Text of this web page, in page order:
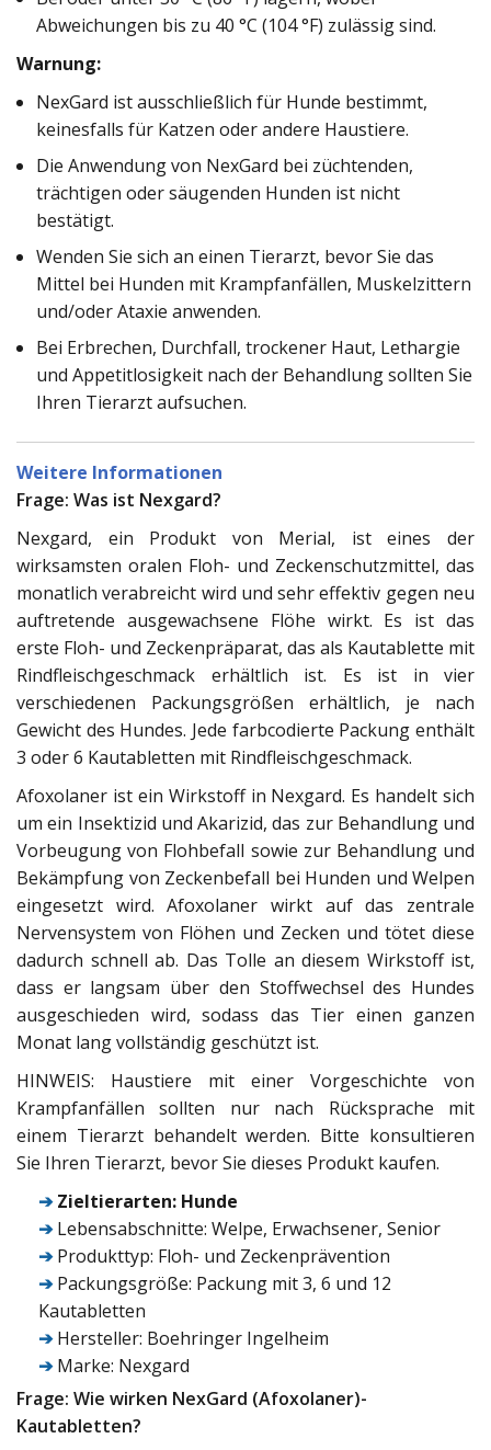
Abweichungen bis zu 40 °C (104 °F) zulässig sind.
Warnung:
NexGard ist ausschließlich für Hunde bestimmt,
keinesfalls für Katzen oder andere Haustiere.
Die Anwendung von NexGard bei züchtenden,
trächtigen oder säugenden Hunden ist nicht
bestätigt.
Wenden Sie sich an einen Tierarzt, bevor Sie das
Mittel bei Hunden mit Krampfanfällen, Muskelzittern
und/oder Ataxie anwenden.
Bei Erbrechen, Durchfall, trockener Haut, Lethargie
und Appetitlosigkeit nach der Behandlung sollten Sie
Ihren Tierarzt aufsuchen.
Weitere Informationen
Frage: Was ist Nexgard?
Nexgard, ein Produkt von Merial, ist eines der
wirksamsten oralen Floh- und Zeckenschutzmittel, das
monatlich verabreicht wird und sehr effektiv gegen neu
auftretende ausgewachsene Flöhe wirkt. Es ist das
erste Floh- und Zeckenpräparat, das als Kautablette mit
Rindfleischgeschmack erhältlich ist. Es ist in vier
verschiedenen Packungsgrößen erhältlich, je nach
Gewicht des Hundes. Jede farbcodierte Packung enthält
3 oder 6 Kautabletten mit Rindfleischgeschmack.
Afoxolaner ist ein Wirkstoff in Nexgard. Es handelt sich
um ein Insektizid und Akarizid, das zur Behandlung und
Vorbeugung von Flohbefall sowie zur Behandlung und
Bekämpfung von Zeckenbefall bei Hunden und Welpen
eingesetzt wird. Afoxolaner wirkt auf das zentrale
Nervensystem von Flöhen und Zecken und tötet diese
dadurch schnell ab. Das Tolle an diesem Wirkstoff ist,
dass er langsam über den Stoffwechsel des Hundes
ausgeschieden wird, sodass das Tier einen ganzen
Monat lang vollständig geschützt ist.
HINWEIS: Haustiere mit einer Vorgeschichte von
Krampfanfällen sollten nur nach Rücksprache mit
einem Tierarzt behandelt werden. Bitte konsultieren
Sie Ihren Tierarzt, bevor Sie dieses Produkt kaufen.
➔Zieltierarten: Hunde
➔Lebensabschnitte: Welpe, Erwachsener, Senior
➔Produkttyp: Floh- und Zeckenprävention
➔Packungsgröße: Packung mit 3, 6 und 12
Kautabletten
➔Hersteller: Boehringer Ingelheim
➔Marke: Nexgard
Frage: Wie wirken NexGard (Afoxolaner)-
Kautabletten?